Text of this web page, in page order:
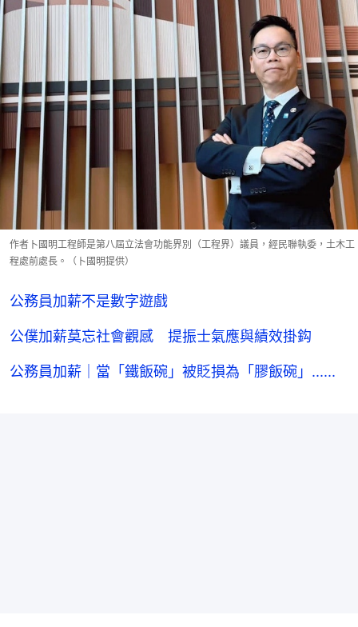
作者卜國明工程師是第八屆立法會功能界別（工程界）議員，經民聯執委，土木工
程處前處長。（卜國明提供）
公務員加薪不是數字遊戲
公僕加薪莫忘社會觀感 提振士氣應與績效掛鈎
公務員加薪｜當「鐵飯碗」被貶損為「膠飯碗」......